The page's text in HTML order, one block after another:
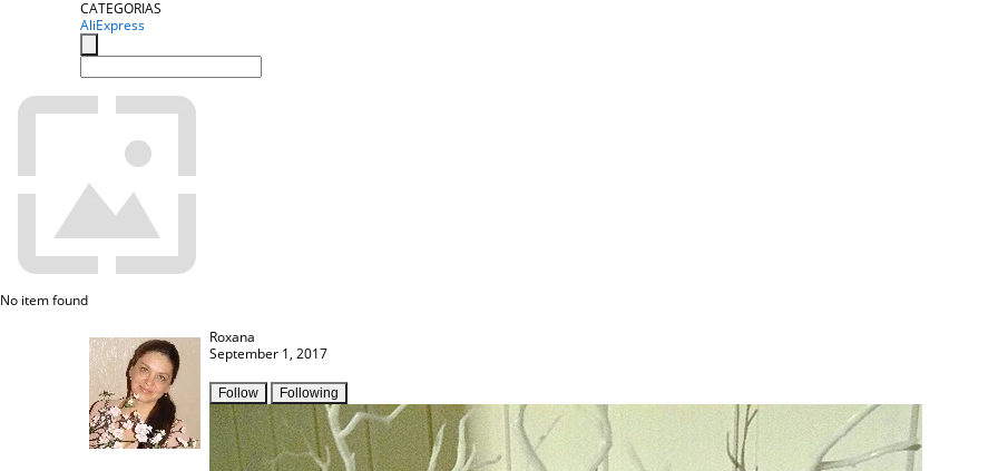
CATEGORIAS
AliExpress
No item found
Roxana
September 1, 2017
Follow Following